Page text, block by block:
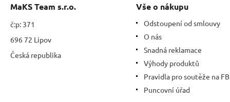
MaKS Team s.r.o.
č:p: 371
696 72 Lipov
Česká republika
Vše o nákupu
Odstoupení od smlouvy
O nás
Snadná reklamace
Výhody produktů
Pravidla pro soutěže na FB
Puncovní úřad